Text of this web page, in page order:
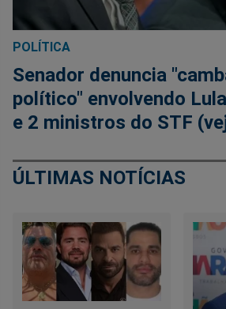
POLÍTICA
Senador denuncia
político" envolvendo
e 2 ministros do STF
ÚLTIMAS NOTÍCIAS